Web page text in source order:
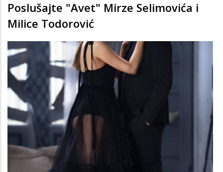
Poslušajte "Avet" Mirze Selimovića i
Milice Todorović